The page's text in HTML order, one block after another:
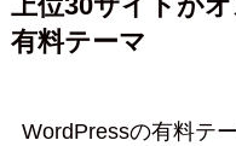
上位30サイトが
有料テーマ
WordPressの有料テ